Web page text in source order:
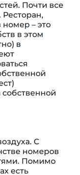
Почти все
номер – это
в этом
в
собственной
С
номеров
Помимо
есть